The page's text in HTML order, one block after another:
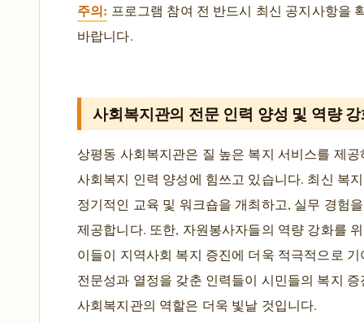
주의: 프로그램 참여 전 반드시 최신 공지사항을
바랍니다.
사회복지관의 전문 인력 양성 및 역량
상평동 사회복지관은 질 높은 복지 서비스를 제
사회복지 인력 양성에 힘쓰고 있습니다. 최신 복
정기적인 교육 및 워크숍을 개최하고, 실무 경험
제공합니다. 또한, 자원봉사자들의 역량 강화를
이들이 지역사회 복지 증진에 더욱 적극적으로
전문성과 열정을 갖춘 인력들이 시민들의 복지
사회복지관의 역할은 더욱 빛날 것입니다.